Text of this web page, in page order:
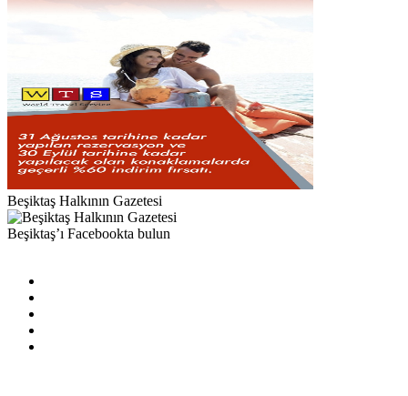
Beşiktaş Halkının Gazetesi
Beşiktaş’ı Facebookta bulun